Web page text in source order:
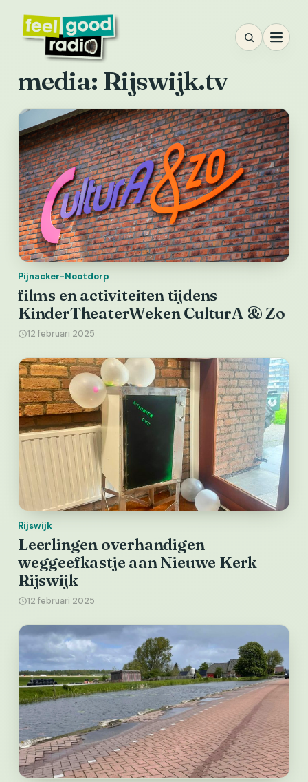
inhoud
media: Rijswijk.tv
Pijnacker-Nootdorp
films en activiteiten tijdens
KinderTheaterWeken CulturA & Zo
12 februari 2025
Rijswijk
Leerlingen overhandigen
weggeefkastje aan Nieuwe Kerk
Rijswijk
12 februari 2025